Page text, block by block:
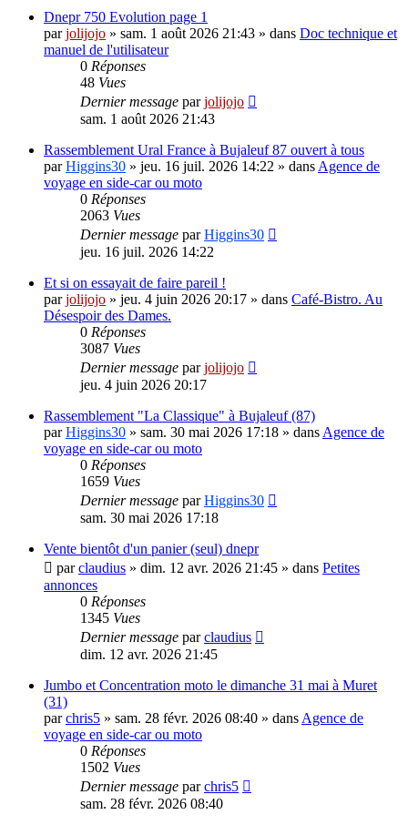
Dnepr 750 Evolution page 1
parjolijojo » sam. 1 août 2026 21:43 » dans Doc technique et
manuel de l'utilisateur
0 Réponses
48 Vues
Dernier message parjolijojo
sam. 1 août 2026 21:43
Rassemblement Ural France à Bujaleuf 87 ouvert à tous
parHiggins30 » jeu. 16 juil. 2026 14:22 » dans Agence de
voyage en side-car ou moto
0 Réponses
2063 Vues
Dernier message parHiggins30
jeu. 16 juil. 2026 14:22
Et si on essayait de faire pareil !
parjolijojo » jeu. 4 juin 2026 20:17 » dans Café-Bistro. Au
Désespoir des Dames.
0 Réponses
3087 Vues
Dernier message parjolijojo
jeu. 4 juin 2026 20:17
Rassemblement "La Classique" à Bujaleuf (87)
parHiggins30 » sam. 30 mai 2026 17:18 » dans Agence de
voyage en side-car ou moto
0 Réponses
1659 Vues
Dernier message parHiggins30
sam. 30 mai 2026 17:18
Vente bientôt d'un panier (seul) dnepr
parclaudius » dim. 12 avr. 2026 21:45 » dans Petites
annonces
0 Réponses
1345 Vues
Dernier message parclaudius
dim. 12 avr. 2026 21:45
Jumbo et Concentration moto le dimanche 31 mai à Muret
(31)
parchris5 » sam. 28 févr. 2026 08:40 » dans Agence de
voyage en side-car ou moto
0 Réponses
1502 Vues
Dernier message parchris5
sam. 28 févr. 2026 08:40